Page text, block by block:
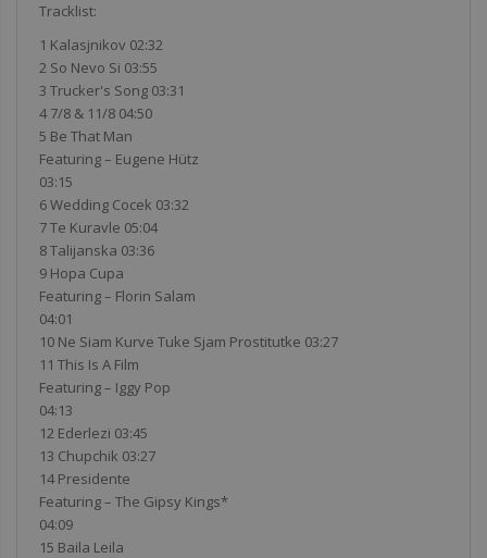
Tracklist:
1 Kalasjnikov 02:32
2 So Nevo Si 03:55
3 Trucker's Song 03:31
4 7/8 & 11/8 04:50
5 Be That Man
Featuring – Eugene Hütz
03:15
6 Wedding Cocek 03:32
7 Te Kuravle 05:04
8 Talijanska 03:36
9 Hopa Cupa
Featuring – Florin Salam
04:01
10 Ne Siam Kurve Tuke Sjam Prostitutke 03:27
11 This Is A Film
Featuring – Iggy Pop
04:13
12 Ederlezi 03:45
13 Chupchik 03:27
14 Presidente
Featuring – The Gipsy Kings*
04:09
15 Baila Leila